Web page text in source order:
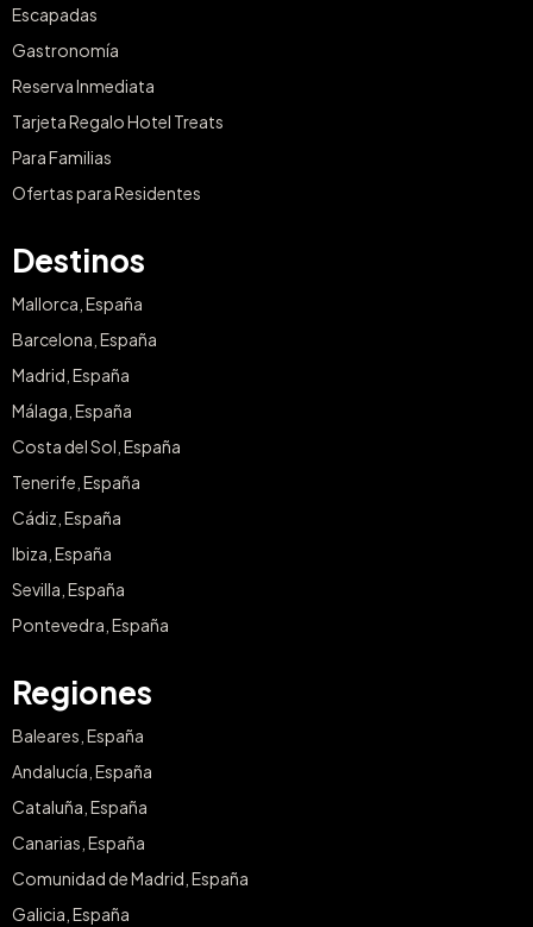
Escapadas
Gastronomía
Reserva Inmediata
Tarjeta Regalo Hotel Treats
Para Familias
Ofertas para Residentes
Destinos
Mallorca, España
Barcelona, España
Madrid, España
Málaga, España
Costa del Sol, España
Tenerife, España
Cádiz, España
Ibiza, España
Sevilla, España
Pontevedra, España
Regiones
Baleares, España
Andalucía, España
Cataluña, España
Canarias, España
Comunidad de Madrid, España
Galicia, España